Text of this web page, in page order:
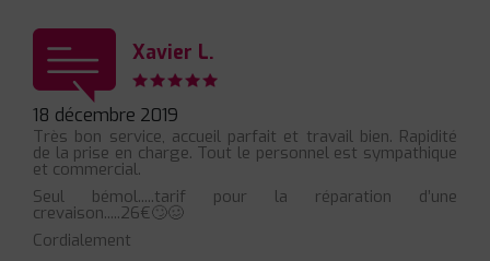
Xavier L.
18 décembre 2019
Très bon service, accueil parfait et travail bien. Rapidité
de la prise en charge. Tout le personnel est sympathique
et commercial.
Seul bémol.....tarif pour la réparation d’une
crevaison.....26€🙄🥴
Cordialement